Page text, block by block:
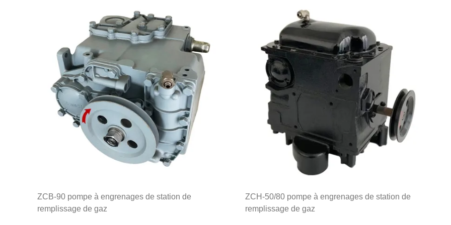
ZCB-90 pompe à engrenages de station de
remplissage de gaz
ZCH-50/80 pompe à engrenages de station de
remplissage de gaz